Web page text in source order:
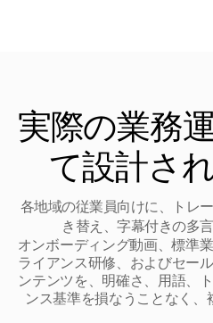
実際の業務
て設計さ
各地域の従業員向けに、トレ
き替え、字幕付きの多
オンボーディング動画、標準
ライアンス研修、およびセー
ンテンツを、明確さ、用語、
ンス基準を損なうことなく、